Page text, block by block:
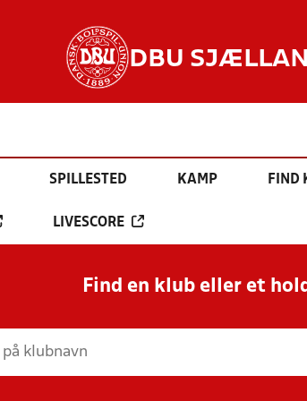
DBU
SPILLESTED KAMP FIND
LIVESCORE
Find en klub eller et hold